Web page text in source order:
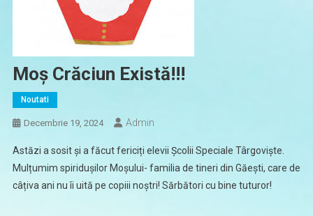
Moș Crăciun Există!!!
Noutati
Decembrie 19, 2024 Admin
Astăzi a sosit și a făcut fericiți elevii Școlii Speciale Târgoviște.
Mulțumim spiridușilor Moșului- familia de tineri din Găești, care de
câțiva ani nu îi uită pe copiii noștri! Sărbători cu bine tuturor!